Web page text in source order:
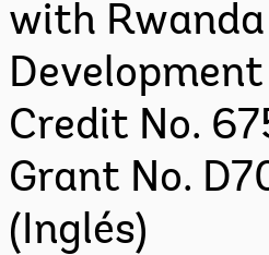
with Rwanda
Credit No.
Grant No.
(Inglés)